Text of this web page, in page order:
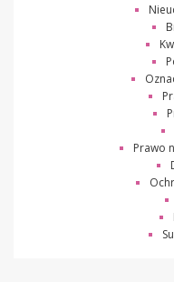
Prawo